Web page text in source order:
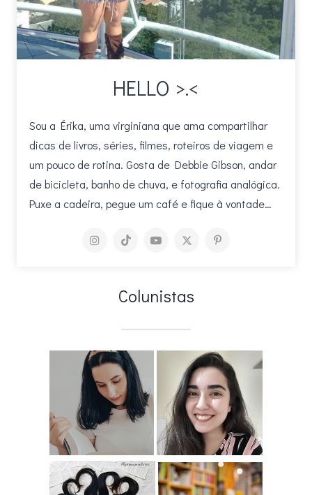
HELLO >.<
Sou a Érika, uma virginiana que ama compartilhar
dicas de livros, séries, filmes, roteiros de viagem e
um pouco de rotina. Gosta de Debbie Gibson, andar
de bicicleta, banho de chuva, e fotografia analógica.
Puxe a cadeira, pegue um café e fique à vontade…
Colunistas